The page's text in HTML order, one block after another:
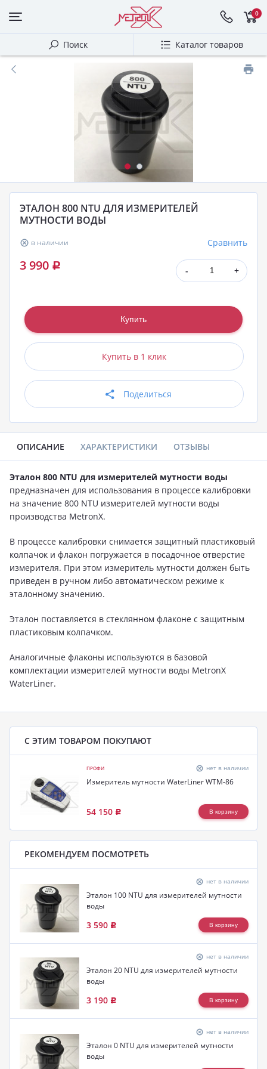
0
Поиск Каталог товаров
ЭТАЛОН 800 NTU ДЛЯ ИЗМЕРИТЕЛЕЙ
МУТНОСТИ ВОДЫ
в наличии Сравнить
- +
3 990 Р
Купить в 1 клик
Поделиться
ОПИСАНИЕ ХАРАКТЕРИСТИКИ ОТЗЫВЫ
Эталон 800 NTU для измерителей мутности воды
предназначен для использования в процессе калибровки
на значение 800 NTU измерителей мутности воды
производства MetronX.
В процессе калибровки снимается защитный пластиковый
колпачок и флакон погружается в посадочное отверстие
измерителя. При этом измеритель мутности должен быть
приведен в ручном либо автоматическом режиме к
эталонному значению.
Эталон поставляется в стеклянном флаконе с защитным
пластиковым колпачком.
Аналогичные флаконы используются в базовой
комплектации измерителей мутности воды MetronX
WaterLiner.
С ЭТИМ ТОВАРОМ ПОКУПАЮТ
ПРОФИ нет в наличии
Измеритель мутности WaterLiner WTM-86
54 150 Р
РЕКОМЕНДУЕМ ПОСМОТРЕТЬ
нет в наличии
Эталон 100 NTU для измерителей мутности
воды
3 590 Р
нет в наличии
Эталон 20 NTU для измерителей мутности
воды
3 190 Р
нет в наличии
Эталон 0 NTU для измерителей мутности
воды